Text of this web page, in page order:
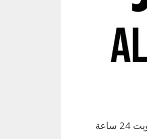
تاكسي الكويت 24 ساعة شلون أحجز تاكسي الكويت بسهولة؟ تاكسي الكويت 24 ساعة